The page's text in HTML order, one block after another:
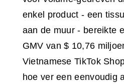
enkel product - een
aan de muur - bereikte
GMV van $ 10,76
Vietnamese TikTok
hoe ver een eenvoudig